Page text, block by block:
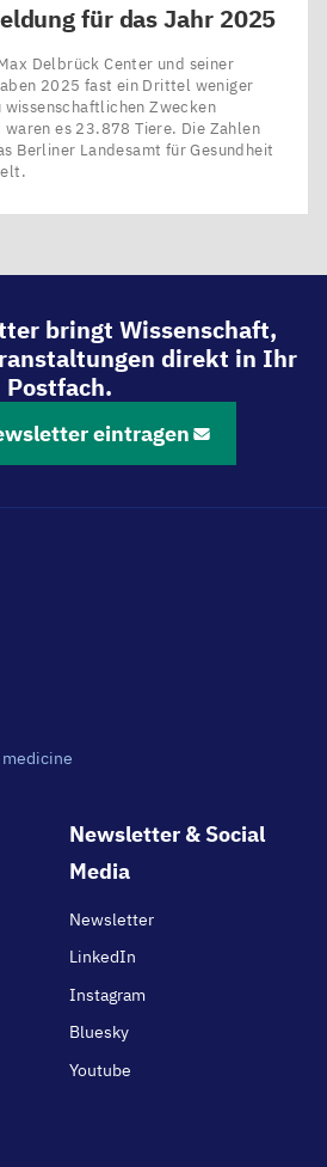
für das Jahr 2025
Delbrück Center und seiner
2025 fast ein Drittel weniger
wissenschaftlichen Zwecken
es 23.878 Tiere. Die Zahlen
Berliner Landesamt für Gesundheit
bringt Wissenschaft,
direkt in Ihr
Postfach.
eintragen
Newsletter & Social
Media
Newsletter
LinkedIn
Instagram
Bluesky
Youtube